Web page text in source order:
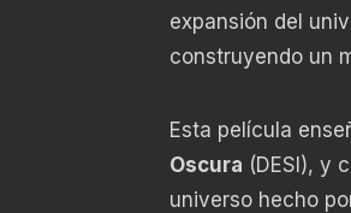
expansión del
construyendo un
Esta película
Oscura (DESI), y
universo hecho